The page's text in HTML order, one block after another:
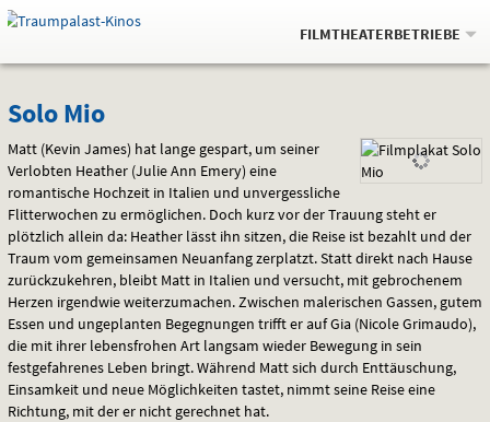
Springe
zum
,zum
.
Navigation
Service
Gehe
zur
Auswahl
FILMTHEATERBETRIEBE
Solo
Mio
Solo Mio
Matt (Kevin James) hat lange gespart, um seiner
Verlobten Heather (Julie Ann Emery) eine
romantische Hochzeit in Italien und unvergessliche
Flitterwochen zu ermöglichen. Doch kurz vor der Trauung steht er
plötzlich allein da: Heather lässt ihn sitzen, die Reise ist bezahlt und der
Traum vom gemeinsamen Neuanfang zerplatzt. Statt direkt nach Hause
zurückzukehren, bleibt Matt in Italien und versucht, mit gebrochenem
Herzen irgendwie weiterzumachen. Zwischen malerischen Gassen, gutem
Essen und ungeplanten Begegnungen trifft er auf Gia (Nicole Grimaudo),
die mit ihrer lebensfrohen Art langsam wieder Bewegung in sein
festgefahrenes Leben bringt. Während Matt sich durch Enttäuschung,
Einsamkeit und neue Möglichkeiten tastet, nimmt seine Reise eine
Richtung, mit der er nicht gerechnet hat.